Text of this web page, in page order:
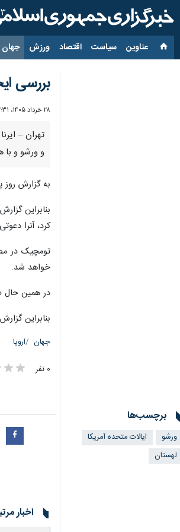
عناوین‌ سیاست اقتصاد ورزش جهان
بررسی ایجاد
۲۸ خرداد ۱۴۰۵، ۱۲:۳۱
و ورشو و
به گزارش روز
بنابراین
کرد، آنرا
تومچیک در
خواهد شد.
در همین حال
بنابراین گزارش حدود ۱۰ هزار نیروی آمریکایی در لهستان مستقر هستند که اکثر
جهان اروپا
۰ نفر
برچسب‌ها
ورشو
ایالات متحده آمریکا
لهستان
اخبار